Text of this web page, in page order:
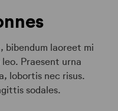
bibendum laoreet mi
Praesent urna
lobortis nec risus.
sodales.